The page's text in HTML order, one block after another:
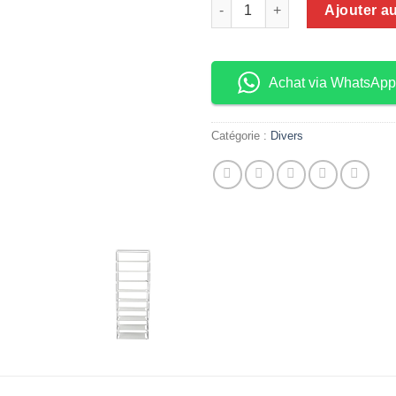
Ajouter
Achat via WhatsApp
Catégorie : Divers